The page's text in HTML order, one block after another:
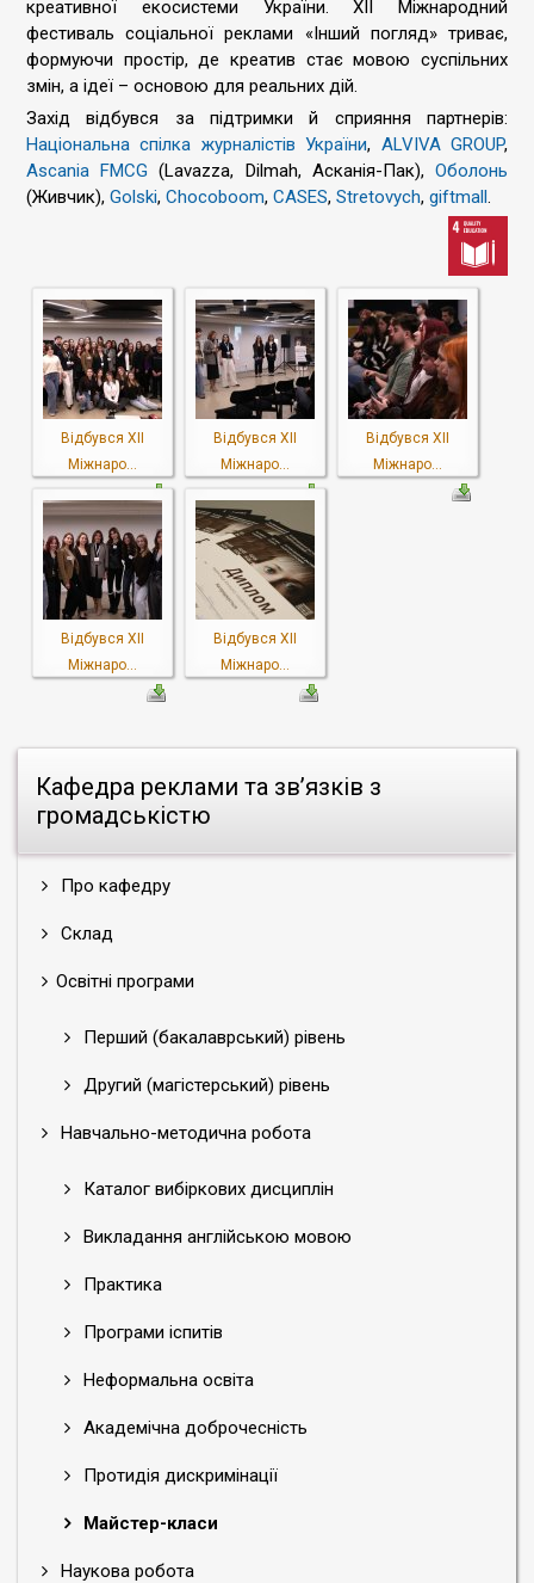
Кафедра реклами та зв’язків з
громадськістю
Про кафедру
Склад
Освітні програми
Перший (бакалаврський) рівень
Другий (магістерський) рівень
Навчально-методична робота
Каталог вибіркових дисциплін
Викладання англійською мовою
Практика
Програми іспитів
Неформальна освіта
Академічна доброчесність
Протидія дискримінації
Майстер-класи
Наукова робота
креативної екосистеми України. XII Міжнародний
фестиваль соціальної реклами «Інший погляд» триває,
формуючи простір, де креатив стає мовою суспільних
змін, а ідеї – основою для реальних дій.
Захід відбувся за підтримки й сприяння партнерів:
Національна спілка журналістів України, ALVIVA GROUP,
Ascania FMCG (Lavazza, Dilmah, Асканія-Пак),Оболонь
(Живчик), Golski, Chocoboom, CASES, Stretovych, giftmall.
Відбувся ХІІ
Міжнаро...
Відбувся ХІІ
Міжнаро...
Відбувся ХІІ
Міжнаро...
Відбувся ХІІ
Міжнаро...
Відбувся ХІІ
Міжнаро...